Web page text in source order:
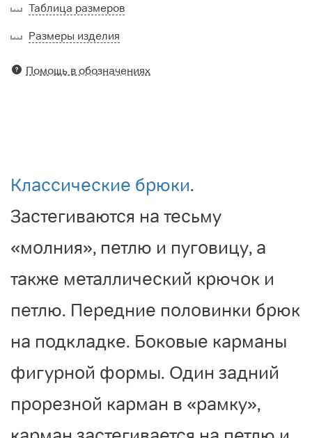
Таблица размеров
Размеры изделия
Помощь в обозначениях
Классические брюки.
Застегиваются на тесьму
«молния», петлю и пуговицу, а
также металлический крючок и
петлю. Передние половинки брюк
на подкладке. Боковые карманы
фигурной формы. Один задний
прорезной карман в «рамку»,